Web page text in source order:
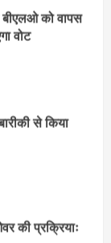
से किया
की प्रक्रियाः
बड़ा बदलाव,